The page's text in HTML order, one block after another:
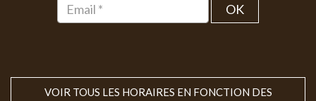
OK
VOIR TOUS LES HORAIRES EN FONCTION DES